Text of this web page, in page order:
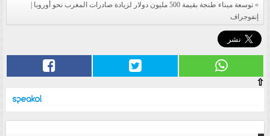
توسعة ميناء طنجة بقيمة 500 مليون دولار لزيادة صادرات المغرب نحو أوروبا |
إنفوجراف
⇧